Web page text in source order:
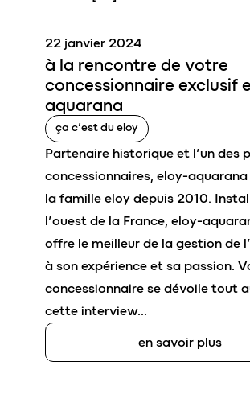
à la rencontre de votre
concessionnaire exclusif
aquarana
22 janvier 2024
ça c’est du eloy
Partenaire historique et l’un des
concessionnaires, eloy-
la famille eloy depuis 2010.
l’ouest de la France, eloy-
offre le meilleur de la gestion de
à son expérience et sa passion.
concessionnaire se dévoile tout
cette interview…
en savoir plus